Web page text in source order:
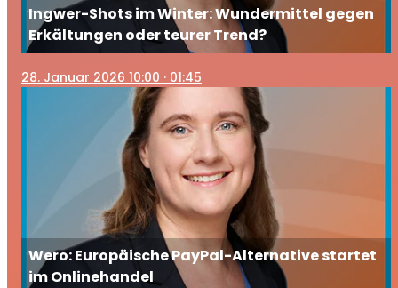
Ingwer-Shots im Winter: Wundermittel gegen
Erkältungen oder teurer Trend?
28. Januar 2026 10:00 · 01:45
Wero: Europäische PayPal-Alternative startet
im Onlinehandel